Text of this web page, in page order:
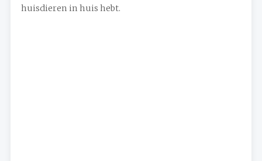
huisdieren in huis hebt.